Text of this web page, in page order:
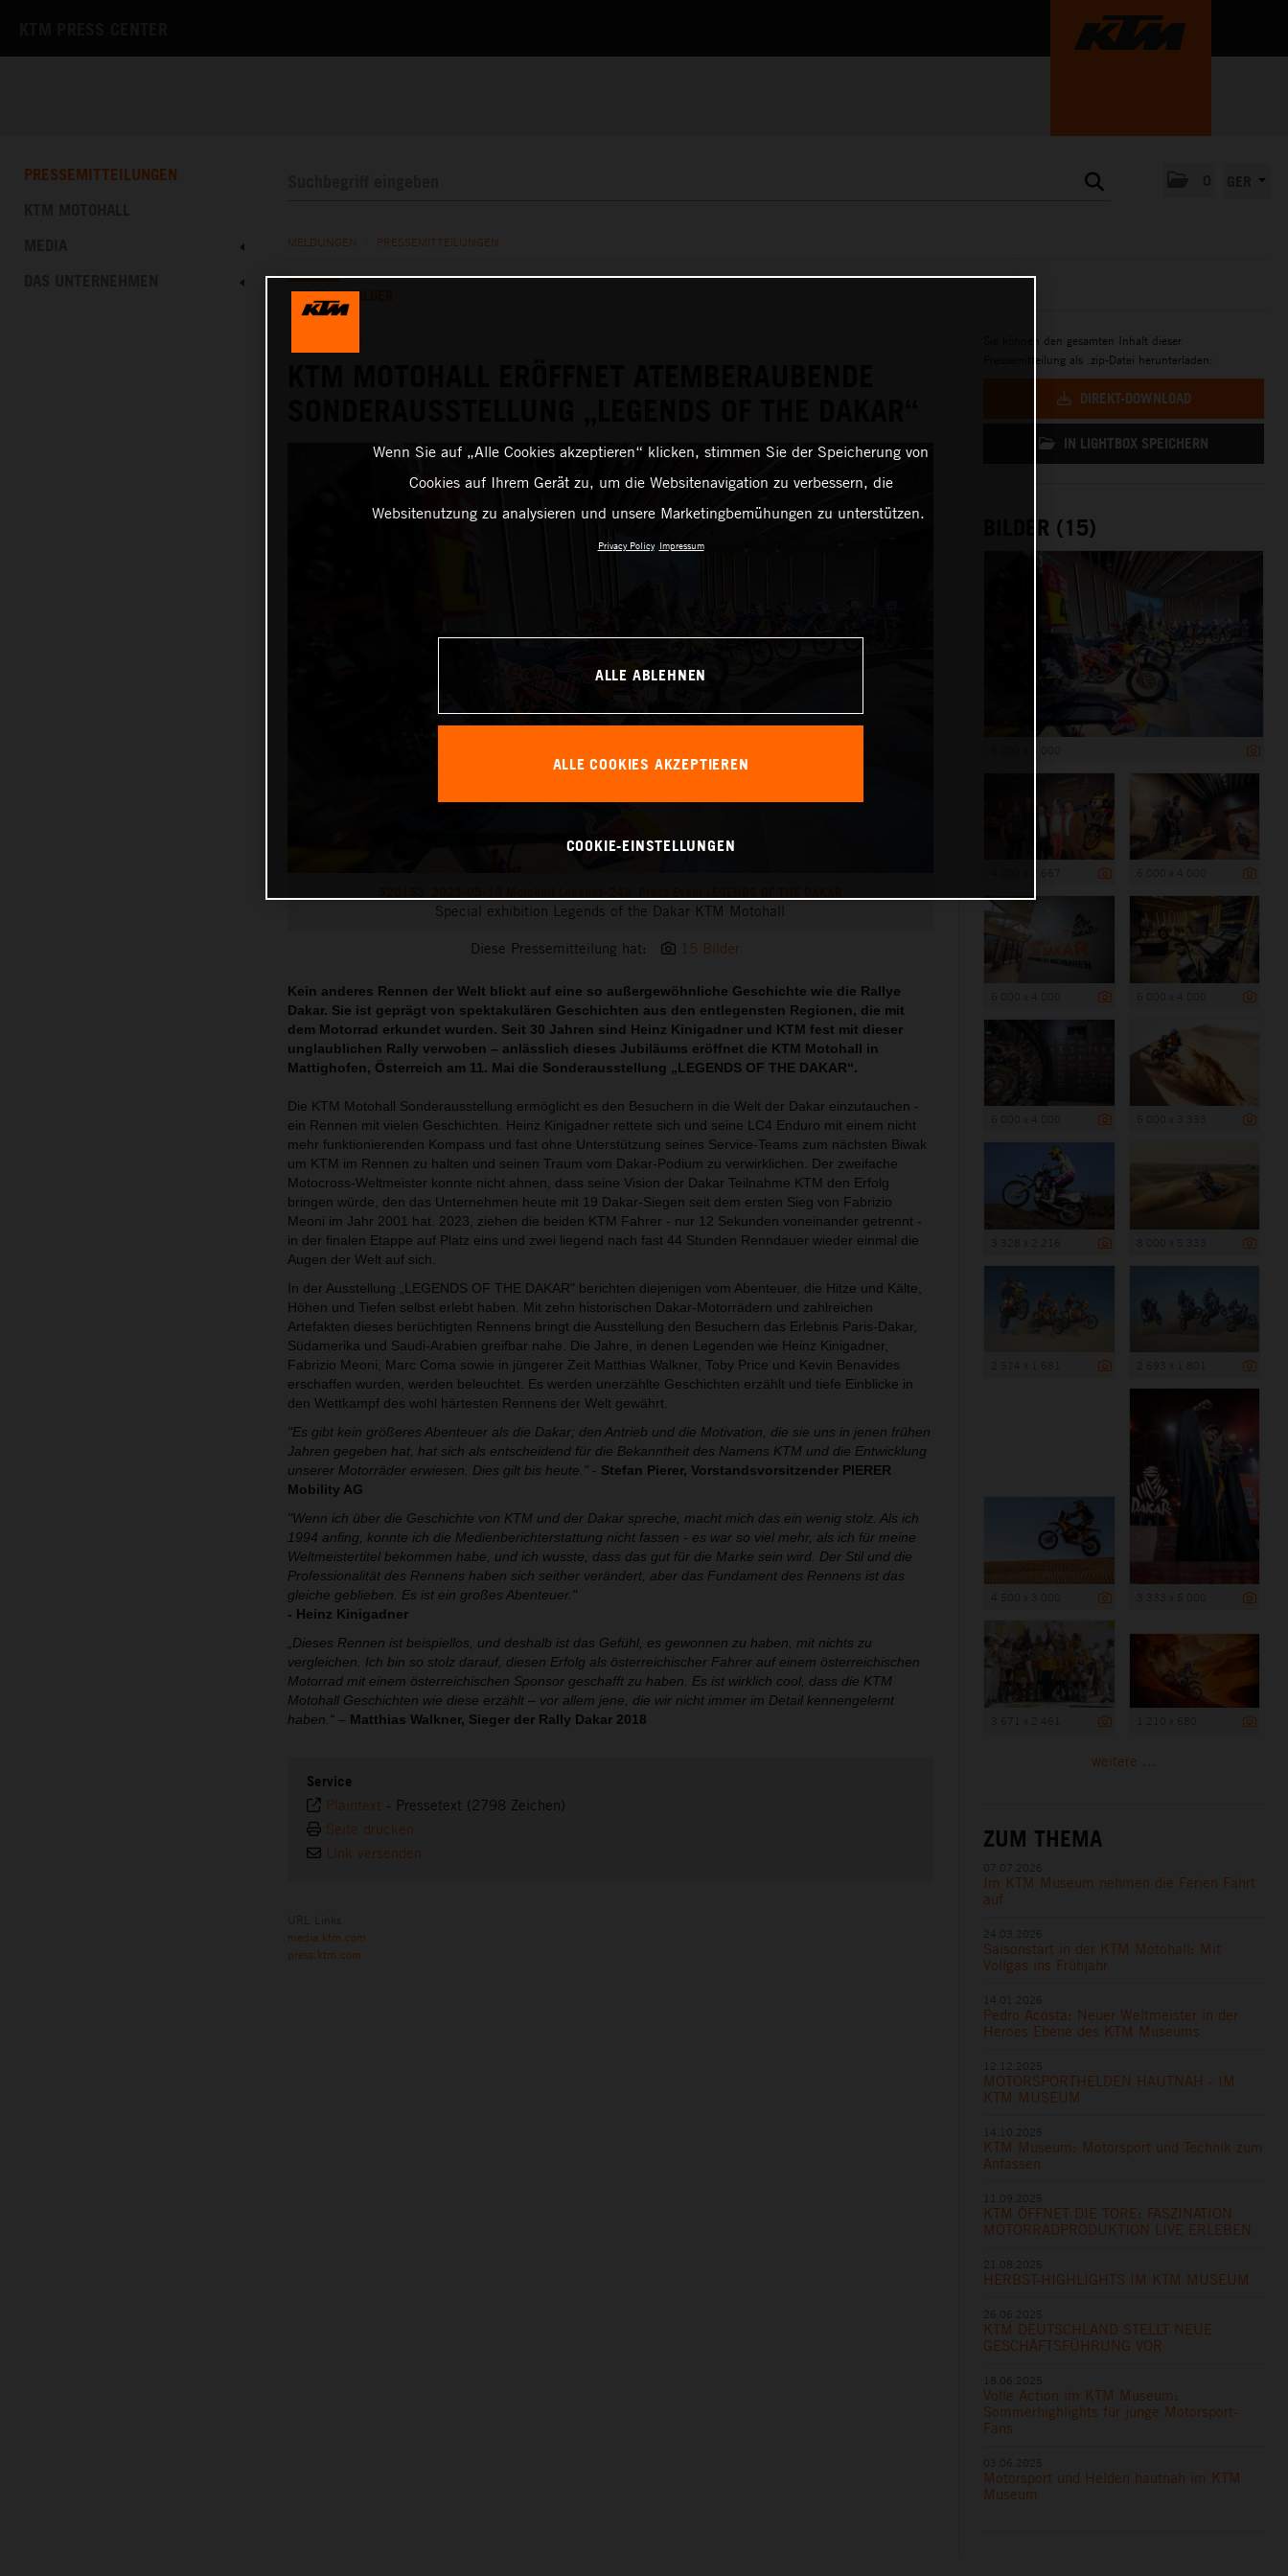
PRESSEMITTEILUNGEN
MELDUNGEN PRESSEMITTEILUNGEN
TEXT BILDER
Special exhibition Legends of the Dakar KTM Motohall
Diese Pressemitteilung hat: 15 Bilder
Kein anderes Rennen der Welt blickt auf eine so außergewöhnliche Geschichte wie die Rallye
Dakar. Sie ist geprägt von spektakulären Geschichten aus den entlegensten Regionen, die mit
dem Motorrad erkundet wurden. Seit 30 Jahren sind Heinz Kinigadner und KTM fest mit dieser
unglaublichen Rally verwoben – anlässlich dieses Jubiläums eröffnet die KTM Motohall in
Mattighofen, Österreich am 11. Mai die Sonderausstellung „LEGENDS OF THE DAKAR“.
Die KTM Motohall Sonderausstellung ermöglicht es den Besuchern in die Welt der Dakar einzutauchen -
ein Rennen mit vielen Geschichten. Heinz Kinigadner rettete sich und seine LC4 Enduro mit einem nicht
mehr funktionierenden Kompass und fast ohne Unterstützung seines Service-Teams zum nächsten Biwak
um KTM im Rennen zu halten und seinen Traum vom Dakar-Podium zu verwirklichen. Der zweifache
Motocross-Weltmeister konnte nicht ahnen, dass seine Vision der Dakar Teilnahme KTM den Erfolg
bringen würde, den das Unternehmen heute mit 19 Dakar-Siegen seit dem ersten Sieg von Fabrizio
Meoni im Jahr 2001 hat. 2023, ziehen die beiden KTM Fahrer - nur 12 Sekunden voneinander getrennt -
in der finalen Etappe auf Platz eins und zwei liegend nach fast 44 Stunden Renndauer wieder einmal die
Augen der Welt auf sich.
In der Ausstellung „LEGENDS OF THE DAKAR" berichten diejenigen vom Abenteuer, die Hitze und Kälte,
Höhen und Tiefen selbst erlebt haben. Mit zehn historischen Dakar-Motorrädern und zahlreichen
Artefakten dieses berüchtigten Rennens bringt die Ausstellung den Besuchern das Erlebnis Paris-Dakar,
Südamerika und Saudi-Arabien greifbar nahe. Die Jahre, in denen Legenden wie Heinz Kinigadner,
Fabrizio Meoni, Marc Coma sowie in jüngerer Zeit Matthias Walkner, Toby Price und Kevin Benavides
erschaffen wurden, werden beleuchtet. Es werden unerzählte Geschichten erzählt und tiefe Einblicke in
den Wettkampf des wohl härtesten Rennens der Welt gewährt.
"Es gibt kein größeres Abenteuer als die Dakar; den Antrieb und die Motivation, die sie uns in jenen frühen
Jahren gegeben hat, hat sich als entscheidend für die Bekanntheit des Namens KTM und die Entwicklung
unserer Motorräder erwiesen. Dies gilt bis heute." - Stefan Pierer, Vorstandsvorsitzender PIERER
Mobility AG
"Wenn ich über die Geschichte von KTM und der Dakar spreche, macht mich das ein wenig stolz. Als ich
1994 anfing, konnte ich die Medienberichterstattung nicht fassen - es war so viel mehr, als ich für meine
Weltmeistertitel bekommen habe, und ich wusste, dass das gut für die Marke sein wird. Der Stil und die
Professionalität des Rennens haben sich seither verändert, aber das Fundament des Rennens ist das
gleiche geblieben. Es ist ein großes Abenteuer."
- Heinz Kinigadner
„Dieses Rennen ist beispiellos, und deshalb ist das Gefühl, es gewonnen zu haben, mit nichts zu
vergleichen. Ich bin so stolz darauf, diesen Erfolg als österreichischer Fahrer auf einem österreichischen
Motorrad mit einem österreichischen Sponsor geschafft zu haben. Es ist wirklich cool, dass die KTM
Motohall Geschichten wie diese erzählt – vor allem jene, die wir nicht immer im Detail kennengelernt
haben.“ – Matthias Walkner, Sieger der Rally Dakar 2018
Service
Plaintext - Pressetext (2798 Zeichen)
Seite drucken
Link versenden
media.ktm.com
press.ktm.com
Sie können den gesamten Inhalt dieser
Pressemitteilung als .zip-Datei herunterladen:
DIREKT-DOWNLOAD
IN LIGHTBOX SPEICHERN
BILDER (15)
weitere ...
ZUM THEMA
Im KTM Museum nehmen die Ferien Fahrt
auf
Saisonstart in der KTM Motohall: Mit
Vollgas ins Frühjahr
Pedro Acosta: Neuer Weltmeister in der
Heroes Ebene des KTM Museums
MOTORSPORTHELDEN HAUTNAH - IM
KTM MUSEUM
KTM Museum: Motorsport und Technik zum
Anfassen
KTM ÖFFNET DIE TORE: FASZINATION
MOTORRADPRODUKTION LIVE ERLEBEN
HERBST-HIGHLIGHTS IM KTM MUSEUM
KTM DEUTSCHLAND STELLT NEUE
GESCHÄFTSFÜHRUNG VOR
Volle Action im KTM Museum:
Sommerhighlights für junge Motorsport-
Fans
Motorsport und Helden hautnah im KTM
Museum
Wenn Sie auf „Alle Cookies akzeptieren“ klicken, stimmen Sie der Speicherung von
Cookies auf Ihrem Gerät zu, um die Websitenavigation zu verbessern, die
Websitenutzung zu analysieren und unsere Marketingbemühungen zu unterstützen.
Privacy Policy Impressum
ALLE ABLEHNEN
ALLE COOKIES AKZEPTIEREN
COOKIE-EINSTELLUNGEN